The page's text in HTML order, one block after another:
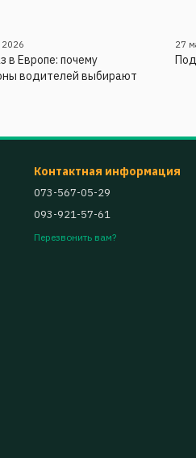
в Европе: почему
водителей выбирают
27
Контактная информация
073-567-05-29
093-921-57-61
Перезвонить вам?